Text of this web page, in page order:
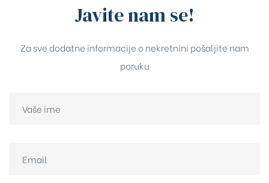
Javite nam se!
Za sve dodatne informacije o nekretnini pošaljite nam
poruku